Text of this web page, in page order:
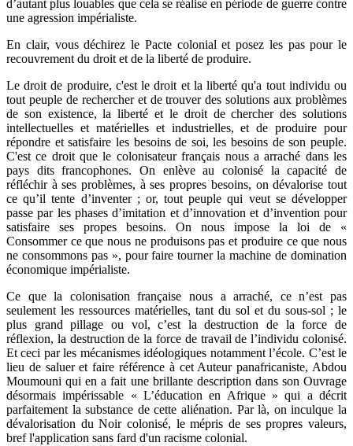
d’autant plus louables que cela se réalise en période de guerre contre
une agression impérialiste.
En clair, vous déchirez le Pacte colonial et posez les pas pour le
recouvrement du droit et de la liberté de produire.
Le droit de produire, c'est le droit et la liberté qu'a tout individu ou
tout peuple de rechercher et de trouver des solutions aux problèmes
de son existence, la liberté et le droit de chercher des solutions
intellectuelles et matérielles et industrielles, et de produire pour
répondre et satisfaire les besoins de soi, les besoins de son peuple.
C'est ce droit que le colonisateur français nous a arraché dans les
pays dits francophones. On enlève au colonisé la capacité de
réfléchir à ses problèmes, à ses propres besoins, on dévalorise tout
ce qu’il tente d’inventer ; or, tout peuple qui veut se développer
passe par les phases d’imitation et d’innovation et d’invention pour
satisfaire ses propes besoins. On nous impose la loi de «
Consommer ce que nous ne produisons pas et produire ce que nous
ne consommons pas », pour faire tourner la machine de domination
économique impérialiste.
Ce que la colonisation française nous a arraché, ce n’est pas
seulement les ressources matérielles, tant du sol et du sous-sol ; le
plus grand pillage ou vol, c’est la destruction de la force de
réflexion, la destruction de la force de travail de l’individu colonisé.
Et ceci par les mécanismes idéologiques notamment l’école. C’est le
lieu de saluer et faire référence à cet Auteur panafricaniste, Abdou
Moumouni qui en a fait une brillante description dans son Ouvrage
désormais impérissable « L’éducation en Afrique » qui a décrit
parfaitement la substance de cette aliénation. Par là, on inculque la
dévalorisation du Noir colonisé, le mépris de ses propres valeurs,
bref l'application sans fard d'un racisme colonial.